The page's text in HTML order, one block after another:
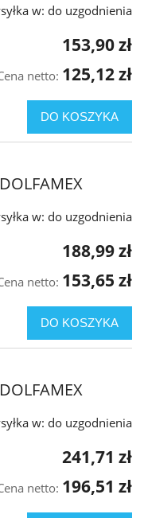
w: do uzgodnienia
153,90 zł
netto: 125,12 zł
DO KOSZYKA
w: do uzgodnienia
188,99 zł
netto: 153,65 zł
DO KOSZYKA
w: do uzgodnienia
241,71 zł
netto: 196,51 zł